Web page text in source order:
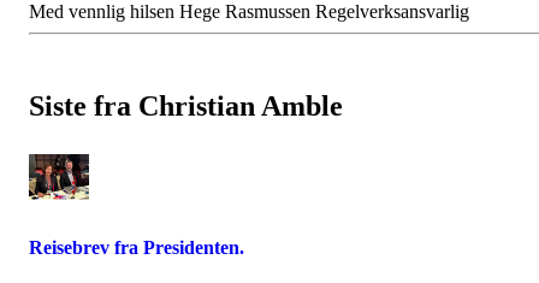
Med vennlig hilsen Hege Rasmussen Regelverksansvarlig
Siste fra Christian Amble
Reisebrev fra Presidenten.